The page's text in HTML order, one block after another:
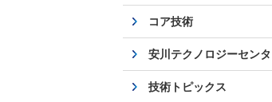
コア技術
安川テクノロジーセンタ
技術トピックス